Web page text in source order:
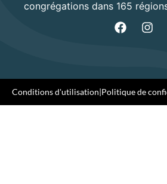
congrégations dans 165
Conditions d'utilisation|Politique de